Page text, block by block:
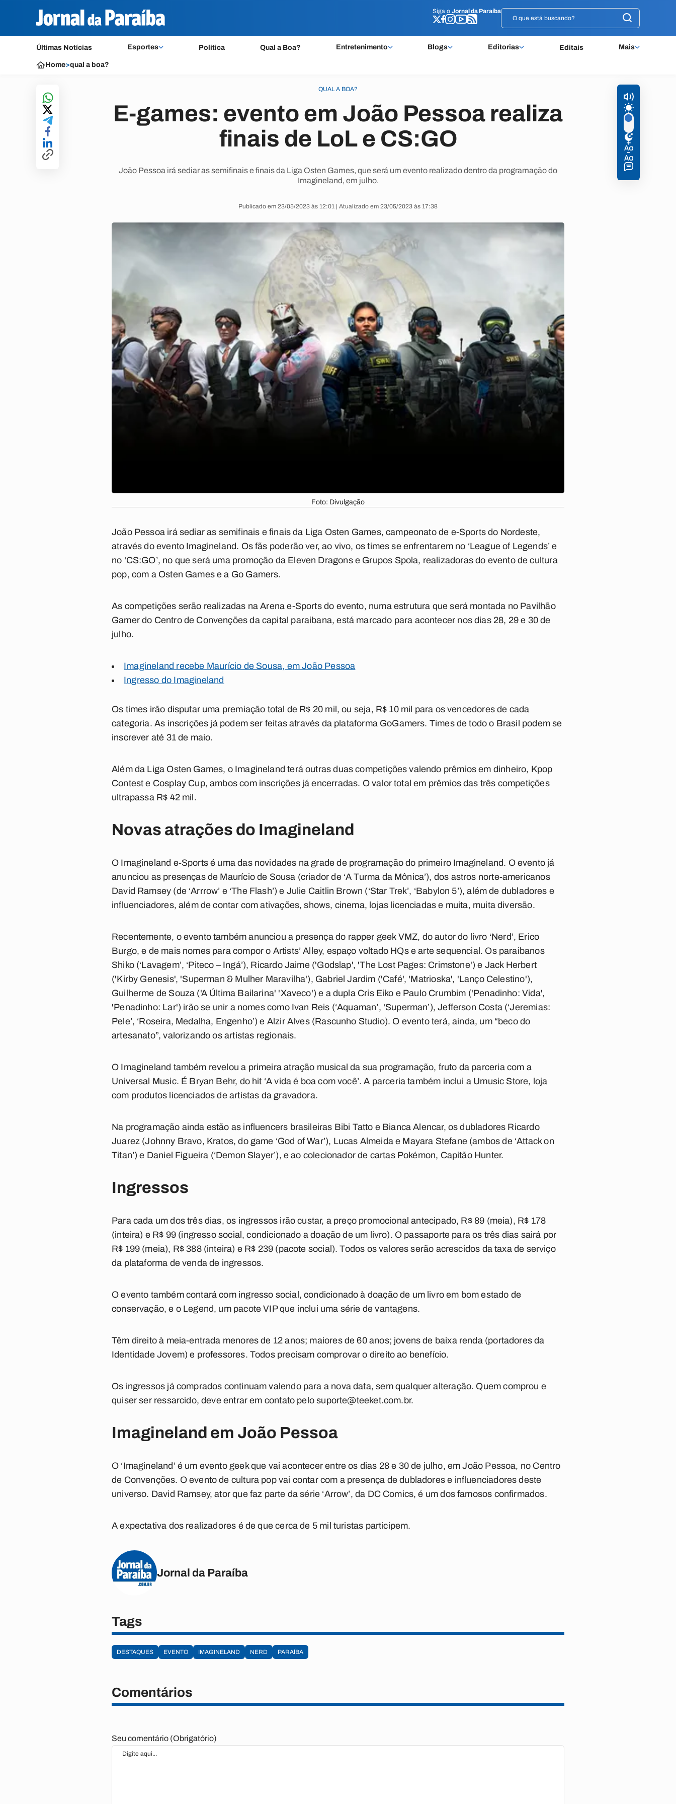
Siga o Jornal da Paraíba
Últimas Notícias Esportes Política Qual a Boa? Entretenimento Blogs Editorias Editais Mais
Siga o Jornal da Paraíba
Home>qual a boa?
QUAL A BOA?
E-games: evento em João Pessoa realiza
finais de LoL e CS:GO
João Pessoa irá sediar as semifinais e finais da Liga Osten Games, que será um evento realizado dentro da programação do
Imagineland, em julho.
Publicado em 23/05/2023 às 12:01 | Atualizado em 23/05/2023 às 17:38
Foto: Divulgação
João Pessoa irá sediar as semifinais e finais da Liga Osten Games, campeonato de e-Sports do Nordeste,
através do evento Imagineland. Os fãs poderão ver, ao vivo, os times se enfrentarem no ‘League of Legends’ e
no ‘CS:GO’, no que será uma promoção da Eleven Dragons e Grupos Spola, realizadoras do evento de cultura
pop, com a Osten Games e a Go Gamers.
As competições serão realizadas na Arena e-Sports do evento, numa estrutura que será montada no Pavilhão
Gamer do Centro de Convenções da capital paraibana, está marcado para acontecer nos dias 28, 29 e 30 de
julho.
Imagineland recebe Maurício de Sousa, em João Pessoa
Ingresso do Imagineland
Os times irão disputar uma premiação total de R$ 20 mil, ou seja, R$ 10 mil para os vencedores de cada
categoria. As inscrições já podem ser feitas através da plataforma GoGamers. Times de todo o Brasil podem se
inscrever até 31 de maio.
Além da Liga Osten Games, o Imagineland terá outras duas competições valendo prêmios em dinheiro, Kpop
Contest e Cosplay Cup, ambos com inscrições já encerradas. O valor total em prêmios das três competições
ultrapassa R$ 42 mil.
Novas atrações do Imagineland
O Imagineland e-Sports é uma das novidades na grade de programação do primeiro Imagineland. O evento já
anunciou as presenças de Maurício de Sousa (criador de ‘A Turma da Mônica’), dos astros norte-americanos
David Ramsey (de ‘Arrrow’ e ‘The Flash’) e Julie Caitlin Brown (‘Star Trek’, ‘Babylon 5’), além de dubladores e
influenciadores, além de contar com ativações, shows, cinema, lojas licenciadas e muita, muita diversão.
Recentemente, o evento também anunciou a presença do rapper geek VMZ, do autor do livro ‘Nerd’, Erico
Burgo, e de mais nomes para compor o Artists’ Alley, espaço voltado HQs e arte sequencial. Os paraibanos
Shiko (‘Lavagem’, ‘Piteco – Ingá’), Ricardo Jaime ('Godslap', 'The Lost Pages: Crimstone') e Jack Herbert
('Kirby Genesis', 'Superman & Mulher Maravilha'), Gabriel Jardim ('Café', 'Matrioska', 'Lanço Celestino'),
Guilherme de Souza ('A Última Bailarina' 'Xaveco') e a dupla Cris Eiko e Paulo Crumbim ('Penadinho: Vida',
'Penadinho: Lar') irão se unir a nomes como Ivan Reis (‘Aquaman’, ‘Superman’), Jefferson Costa (‘Jeremias:
Pele’, ‘Roseira, Medalha, Engenho’) e Alzir Alves (Rascunho Studio). O evento terá, ainda, um “beco do
artesanato”, valorizando os artistas regionais.
O Imagineland também revelou a primeira atração musical da sua programação, fruto da parceria com a
Universal Music. É Bryan Behr, do hit ‘A vida é boa com você’. A parceria também inclui a Umusic Store, loja
com produtos licenciados de artistas da gravadora.
Na programação ainda estão as influencers brasileiras Bibi Tatto e Bianca Alencar, os dubladores Ricardo
Juarez (Johnny Bravo, Kratos, do game ‘God of War’), Lucas Almeida e Mayara Stefane (ambos de ‘Attack on
Titan’) e Daniel Figueira (‘Demon Slayer’), e ao colecionador de cartas Pokémon, Capitão Hunter.
Ingressos
Para cada um dos três dias, os ingressos irão custar, a preço promocional antecipado, R$ 89 (meia), R$ 178
(inteira) e R$ 99 (ingresso social, condicionado a doação de um livro). O passaporte para os três dias sairá por
R$ 199 (meia), R$ 388 (inteira) e R$ 239 (pacote social). Todos os valores serão acrescidos da taxa de serviço
da plataforma de venda de ingressos.
O evento também contará com ingresso social, condicionado à doação de um livro em bom estado de
conservação, e o Legend, um pacote VIP que inclui uma série de vantagens.
Têm direito à meia-entrada menores de 12 anos; maiores de 60 anos; jovens de baixa renda (portadores da
Identidade Jovem) e professores. Todos precisam comprovar o direito ao benefício.
Os ingressos já comprados continuam valendo para a nova data, sem qualquer alteração. Quem comprou e
quiser ser ressarcido, deve entrar em contato pelosuporte@teeket.com.br.
Imagineland em João Pessoa
O ‘Imagineland’ é um evento geek que vai acontecer entre os dias 28 e 30 de julho, em João Pessoa, no Centro
de Convenções. O evento de cultura pop vai contar com a presença de dubladores e influenciadores deste
universo. David Ramsey, ator que faz parte da série ‘Arrow’, da DC Comics, é um dos famosos confirmados.
A expectativa dos realizadores é de que cerca de 5 mil turistas participem.
Jornal da Paraíba
Tags
DESTAQUES EVENTO IMAGINELAND NERD PARAÍBA
Comentários
Seu comentário (Obrigatório)